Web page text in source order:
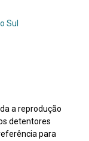
Sul
a reprodução
detentores
para